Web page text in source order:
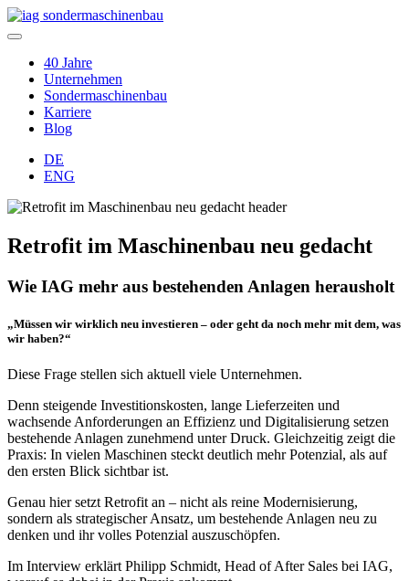
40 Jahre
Unternehmen
Sondermaschinenbau
Karriere
Blog
DE
ENG
Retrofit im Maschinenbau neu gedacht
Wie IAG mehr aus bestehenden Anlagen herausholt
„Müssen wir wirklich neu investieren – oder geht da noch mehr mit dem, was
wir haben?“
Diese Frage stellen sich aktuell viele Unternehmen.
Denn steigende Investitionskosten, lange Lieferzeiten und
wachsende Anforderungen an Effizienz und Digitalisierung setzen
bestehende Anlagen zunehmend unter Druck. Gleichzeitig zeigt die
Praxis: In vielen Maschinen steckt deutlich mehr Potenzial, als auf
den ersten Blick sichtbar ist.
Genau hier setzt Retrofit an – nicht als reine Modernisierung,
sondern als strategischer Ansatz, um bestehende Anlagen neu zu
denken und ihr volles Potenzial auszuschöpfen.
Im Interview erklärt Philipp Schmidt, Head of After Sales bei IAG,